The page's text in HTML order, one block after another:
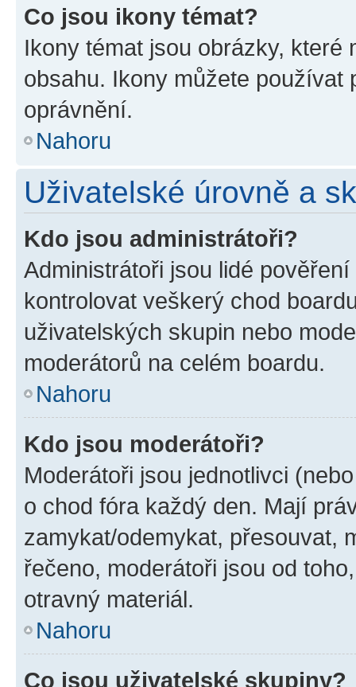
Co jsou ikony témat?
Ikony témat jsou obrázky,
obsahu. Ikony můžete používat
oprávnění.
Nahoru
Uživatelské úrovně a
Kdo jsou administrátoři?
Administrátoři jsou lidé
kontrolovat veškerý chod
uživatelských skupin nebo
moderátorů na celém boardu.
Nahoru
Kdo jsou moderátoři?
Moderátoři jsou jednotlivci
o chod fóra každý den. Mají
zamykat/odemykat, přesouvat,
řečeno, moderátoři jsou od
otravný materiál.
Nahoru
Co jsou uživatelské skupiny?